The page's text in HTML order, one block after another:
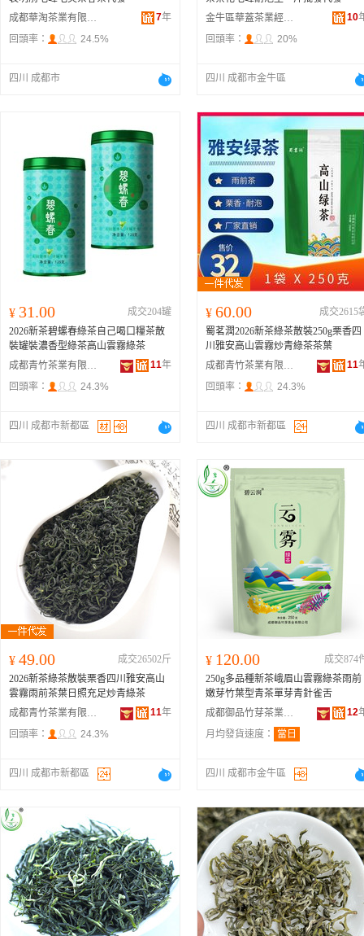
成都華淘茶業有限公司
7年
回頭率：
24.5%
四川 成都市
金牛區華蓋茶業經營部
10
回頭率：
20%
四川 成都市金牛區
¥ 31.00
成交204罐
2026新茶碧螺春綠茶自己喝口糧茶散
裝罐裝濃香型綠茶高山雲霧綠茶
成都青竹茶業有限公司
11年
回頭率：
24.3%
四川 成都市新都區
¥ 60.00
成交2615
蜀茗潤2026新茶綠茶散裝250g栗香四
川雅安高山雲霧炒青綠茶茶葉
成都青竹茶業有限公司
11
回頭率：
24.3%
四川 成都市新都區
¥ 49.00
成交26502斤
2026新茶綠茶散裝栗香四川雅安高山
雲霧雨前茶葉日照充足炒青綠茶
成都青竹茶業有限公司
11年
回頭率：
24.3%
四川 成都市新都區
¥ 120.00
成交874
250g多品種新茶峨眉山雲霧綠茶雨前
嫩芽竹葉型青茶單芽青針雀舌
成都御品竹芽茶業有限公司
12
月均發貨速度：
當日
四川 成都市金牛區